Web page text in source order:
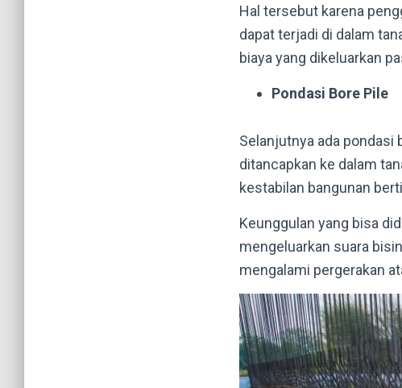
Hal tersebut karena
dapat terjadi di dalam
biaya yang dikeluarkan
Pondasi Bore Pile
Selanjutnya ada pondasi
ditancapkan ke dalam
kestabilan bangunan
Keunggulan yang bisa
mengeluarkan suara
mengalami pergerakan